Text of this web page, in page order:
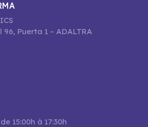
Puerta 1 – ADALTRA
15:00h à 17:30h